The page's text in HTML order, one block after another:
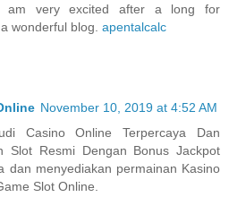
am very excited after a long for
wonderful blog. apentalcalc
November 10, 2019 at 4:52 AM
Casino Online Terpercaya Dan
Slot Resmi Dengan Bonus Jackpot
dan menyediakan permainan Kasino
Slot Online.